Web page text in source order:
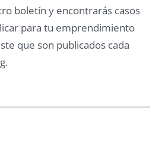
boletín y encontrarás casos
para tu emprendimiento
que son publicados cada